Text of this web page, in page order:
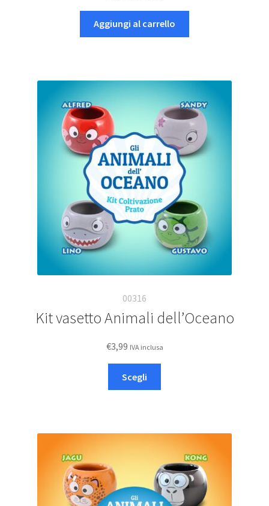
Aggiungi al carrello
00316
Kit vasetto Animali dell’Oceano
€3,99 IVA inclusa
Scegli
opzioni
possono
essere